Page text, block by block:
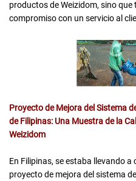
productos de Weizidom, sino
compromiso con un servicio al
Proyecto de Mejora del Sistema
de Filipinas: Una Muestra de la
Weizidom
En Filipinas, se estaba llevando
proyecto de mejora del sistema